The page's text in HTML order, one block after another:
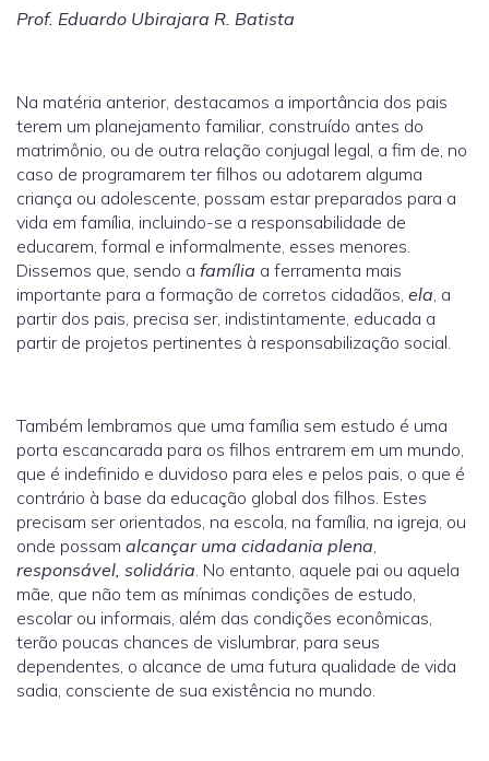
Prof. Eduardo Ubirajara R. Batista
Na matéria anterior, destacamos a importância dos pais
terem um planejamento familiar, construído antes do
matrimônio, ou de outra relação conjugal legal, a fim de, no
caso de programarem ter filhos ou adotarem alguma
criança ou adolescente, possam estar preparados para a
vida em família, incluindo-se a responsabilidade de
educarem, formal e informalmente, esses menores.
Dissemos que, sendo a família a ferramenta mais
importante para a formação de corretos cidadãos, ela, a
partir dos pais, precisa ser, indistintamente, educada a
partir de projetos pertinentes à responsabilização social.
Também lembramos que uma família sem estudo é uma
porta escancarada para os filhos entrarem em um mundo,
que é indefinido e duvidoso para eles e pelos pais, o que é
contrário à base da educação global dos filhos. Estes
precisam ser orientados, na escola, na família, na igreja, ou
onde possam alcançar uma cidadania plena,
responsável, solidária. No entanto, aquele pai ou aquela
mãe, que não tem as mínimas condições de estudo,
escolar ou informais, além das condições econômicas,
terão poucas chances de vislumbrar, para seus
dependentes, o alcance de uma futura qualidade de vida
sadia, consciente de sua existência no mundo.